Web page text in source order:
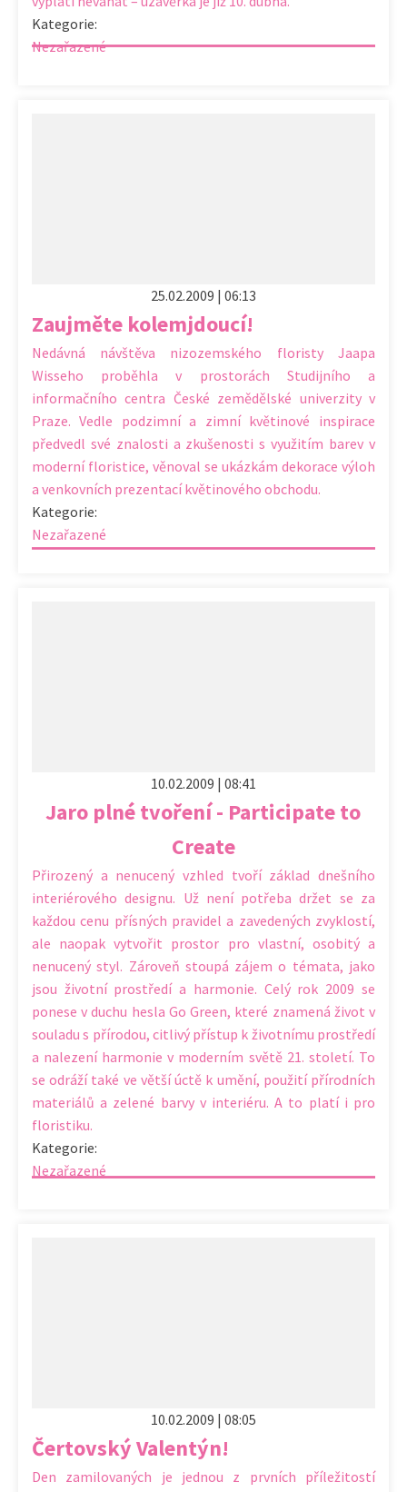
Kategorie:
Nezařazené
25.02.2009 | 06:13
Zaujměte kolemjdoucí!
Nedávná návštěva nizozemského floristy Jaapa
Wisseho proběhla v prostorách Studijního a
informačního centra České zemědělské univerzity v
Praze. Vedle podzimní a zimní květinové inspirace
předvedl své znalosti a zkušenosti s využitím barev v
moderní floristice, věnoval se ukázkám dekorace výloh
a venkovních prezentací květinového obchodu.
Kategorie:
Nezařazené
10.02.2009 | 08:41
Jaro plné tvoření - Participate to
Create
Přirozený a nenucený vzhled tvoří základ dnešního
interiérového designu. Už není potřeba držet se za
každou cenu přísných pravidel a zavedených zvyklostí,
ale naopak vytvořit prostor pro vlastní, osobitý a
nenucený styl. Zároveň stoupá zájem o témata, jako
jsou životní prostředí a harmonie. Celý rok 2009 se
ponese v duchu hesla Go Green, které znamená život v
souladu s přírodou, citlivý přístup k životnímu prostředí
a nalezení harmonie v moderním světě 21. století. To
se odráží také ve větší úctě k umění, použití přírodních
materiálů a zelené barvy v interiéru. A to platí i pro
floristiku.
Kategorie:
Nezařazené
10.02.2009 | 08:05
Čertovský Valentýn!
Den zamilovaných je jednou z prvních příležitostí